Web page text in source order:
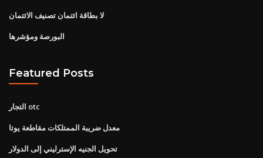
لا بطاقة ائتمان تصنيف الائتمان
البورصة ومؤشرها
Featured Posts
التجار otc
معدل ضريبة الممتلكات مقاطعة يوتا
تحويل الجنيه الإسترليني إلى الدولار